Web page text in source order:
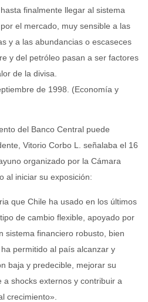
finalmente llegar al sistema
el mercado, muy sensible a las
y a las abundancias o escaseces
y del petróleo pasan a ser factores
de la divisa.
de 1998. (Economía y
del Banco Central puede
Vitorio Corbo L. señalaba el 16
organizado por la Cámara
al iniciar su exposición:
que Chile ha usado en los últimos
de cambio flexible, apoyado por
sistema financiero robusto, bien
permitido al país alcanzar y
baja y predecible, mejorar su
shocks externos y contribuir a
crecimiento».